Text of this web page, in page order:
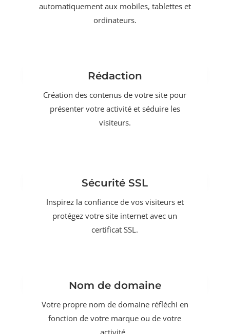
automatiquement aux mobiles, tablettes et
ordinateurs.
Rédaction
Création des contenus de votre site pour
présenter votre activité et séduire les
visiteurs.
Sécurité SSL
Inspirez la confiance de vos visiteurs et
protégez votre site internet avec un
certificat SSL.
Nom de domaine
Votre propre nom de domaine réfléchi en
fonction de votre marque ou de votre
activité.